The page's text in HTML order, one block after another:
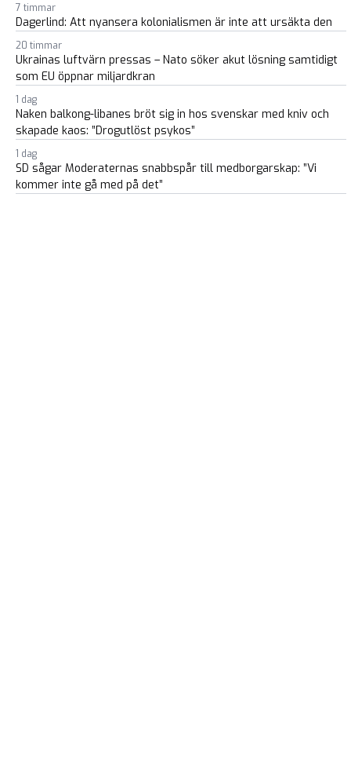
7 timmar
Dagerlind: Att nyansera kolonialismen är inte att ursäkta den
20 timmar
Ukrainas luftvärn pressas – Nato söker akut lösning samtidigt
som EU öppnar miljardkran
1 dag
Naken balkong-libanes bröt sig in hos svenskar med kniv och
skapade kaos: ”Drogutlöst psykos”
1 dag
SD sågar Moderaternas snabbspår till medborgarskap: ”Vi
kommer inte gå med på det”